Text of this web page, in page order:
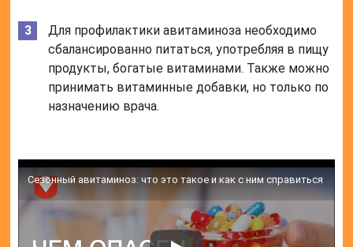
Для профилактики авитаминоза необходимо
сбалансированно питаться, употребляя в пищу
продукты, богатые витаминами. Также можно
принимать витаминные добавки, но только по
назначению врача.
Сезонный авитаминоз: что это такое и как с ним справиться